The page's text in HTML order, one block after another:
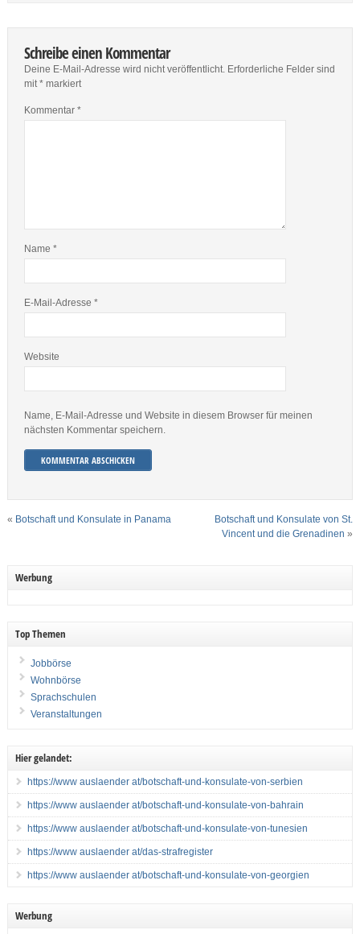
Schreibe einen Kommentar
Deine E-Mail-Adresse wird nicht veröffentlicht. Erforderliche Felder sind
mit*markiert
Kommentar *
Name *
E-Mail-Adresse *
Website
Name, E-Mail-Adresse und Website in diesem Browser für meinen
nächsten Kommentar speichern.
« Botschaft und Konsulate in Panama
Botschaft und Konsulate von St.
Vincent und die Grenadinen »
Werbung
Top Themen
Jobbörse
Wohnbörse
Sprachschulen
Veranstaltungen
Hier gelandet:
https://www auslaender at/botschaft-und-konsulate-von-serbien
https://www auslaender at/botschaft-und-konsulate-von-bahrain
https://www auslaender at/botschaft-und-konsulate-von-tunesien
https://www auslaender at/das-strafregister
https://www auslaender at/botschaft-und-konsulate-von-georgien
Werbung